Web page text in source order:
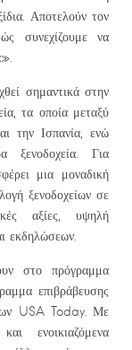
Αποτελούν τον
συνεχίζουμε να
σημαντικά στην
τα οποία μεταξύ
την Ισπανία, ενώ
ξενοδοχεία. Για
μια μοναδική
ξενοδοχείων σε
αξίες, υψηλή
εκδηλώσεων.
στο πρόγραμμα
επιβράβευσης
USA Today. Με
ενοικιαζόμενα